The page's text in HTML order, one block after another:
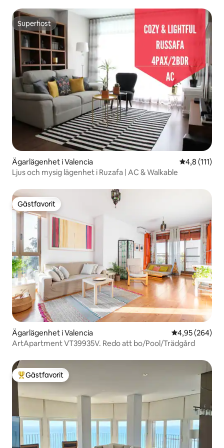
Superhost
Superhost
Ägarlägenhet i Valencia 4,8 av 5 i
4,8 (111)
Ljus och mysig lägenhet i Ruzafa | AC & Walkable
Gästfavorit
Gästfavorit
Ägarlägenhet i Valencia 4,95 av 5 i
4,95 (264)
ArtApartment VT39935V. Redo att bo/Pool/Trädgård
Populär gästfavorit
Gästfavorit